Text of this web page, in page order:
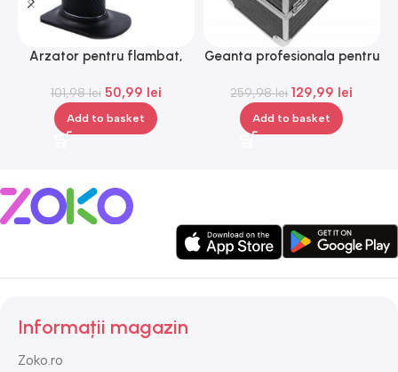
Arzator pentru flambat,
Gonga®
101,98lei 50,99 lei
Add to basket
Geanta profesionala pentru
259,98lei 129,99 lei
Add to basket
Informații magazin
Zoko.ro